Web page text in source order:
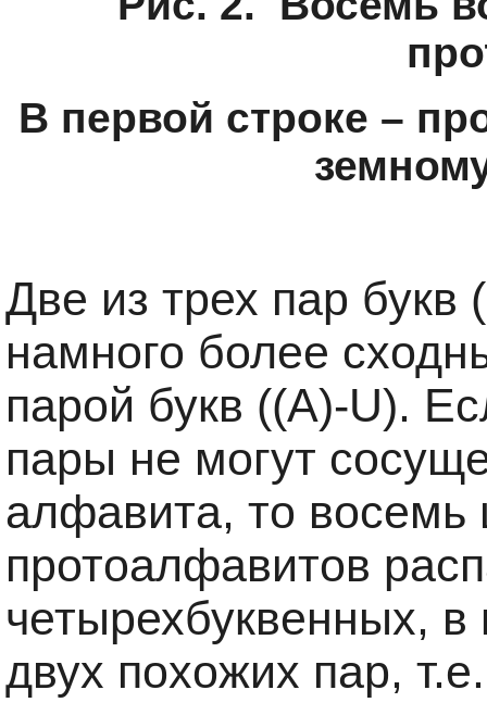
В первой строке –
Две из трех пар букв
намного более
парой букв ((A)-U).
пары не могут
алфавита, то восемь
протоалфавитов
четырехбуквенных, в
двух похожих пар,